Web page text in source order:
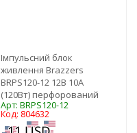
Імпульсний блок
живлення Brazzers
BRPS120-12 12В 10А
(120Вт) перфорований
Арт: BRPS120-12
Код: 804632